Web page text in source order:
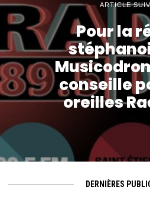
ARTICLE
Pour la
conseille
oreilles
DERNIÈRES